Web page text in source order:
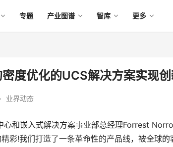
专题 产业图谱 智库 更多
度优化的UCS解决方案实现
业界动态
和嵌入式解决方案事业部总经理​Forrest
彩!我们打造了一条革命性的产品线，被全球